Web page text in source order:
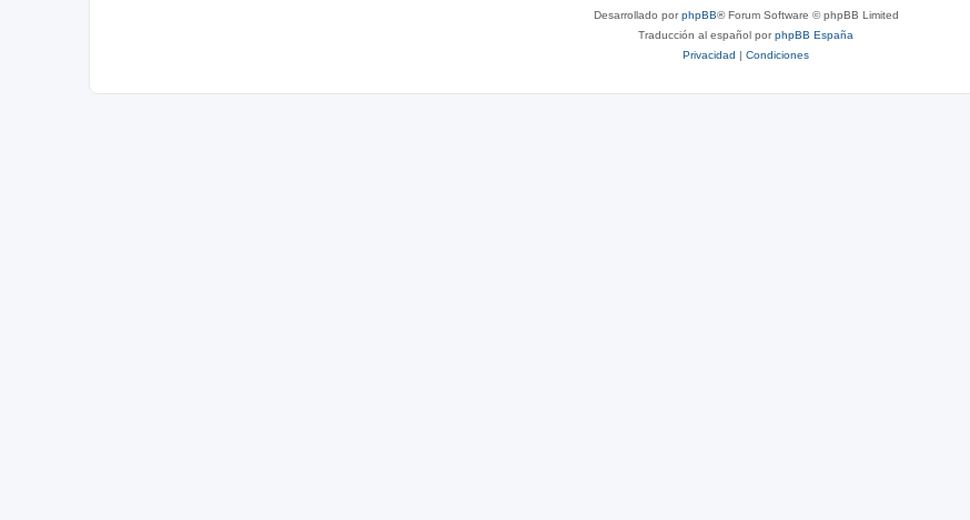
Desarrollado porphpBB® Forum Software © phpBB Limited
Traducción al español porphpBB España
Privacidad | Condiciones